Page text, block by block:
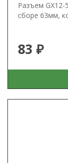
Разъем
сборе 63мм,
83 ₽